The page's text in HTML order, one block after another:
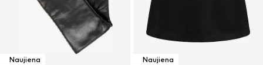
Naujiena Naujiena